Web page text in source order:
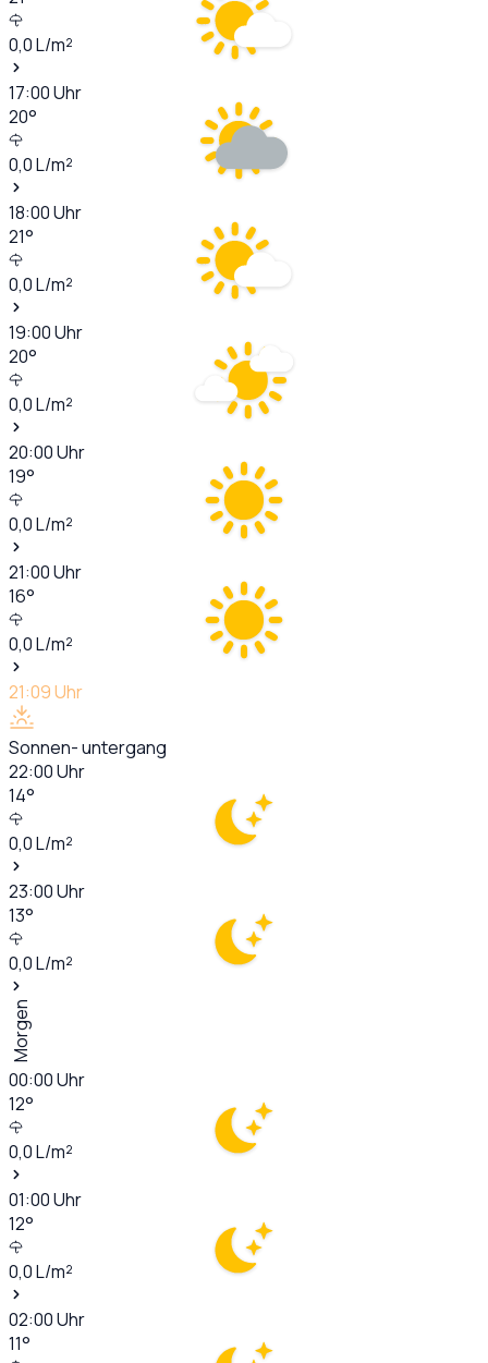
0,0L/m²
17:00Uhr
20°
0,0L/m²
18:00Uhr
21°
0,0L/m²
19:00Uhr
20°
0,0L/m²
20:00Uhr
19°
0,0L/m²
21:00Uhr
16°
0,0L/m²
21:09Uhr
Sonnen- untergang
22:00Uhr
14°
0,0L/m²
23:00Uhr
13°
0,0L/m²
Morgen
00:00Uhr
12°
0,0L/m²
01:00Uhr
12°
0,0L/m²
02:00Uhr
11°